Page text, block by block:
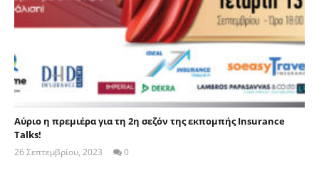
Αύριο η πρεμιέρα για τη 2η σεζόν της εκπομπής Insurance
Talks!
26 Σεπτεμβρίου, 2023
0